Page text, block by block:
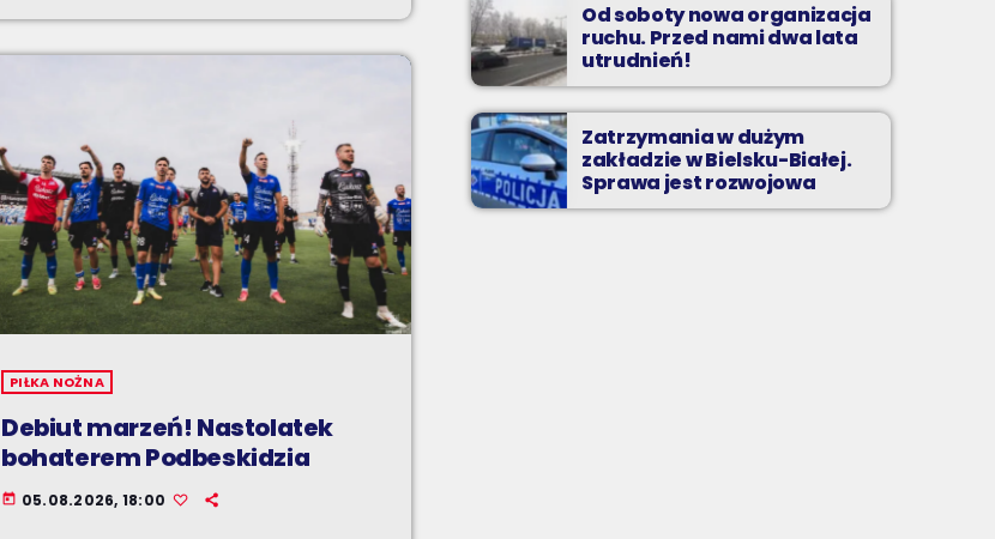
PIŁKA NOŻNA
Debiut marzeń! Nastolatek
bohaterem Podbeskidzia
today 05.08.2026, 18:00
Od soboty nowa organizacja
ruchu. Przed nami dwa lata
utrudnień!
Zatrzymania w dużym
zakładzie w Bielsku-Białej.
Sprawa jest rozwojowa